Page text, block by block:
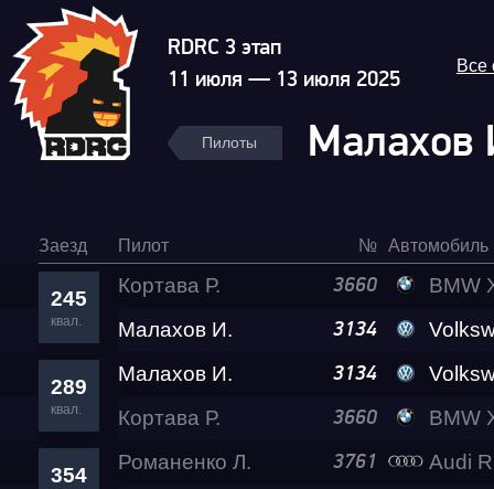
RDRC 3 этап
11 июля — 13 июля 2025
Все
Пилоты
Заезд Пилот № Автомобиль
245
квал.
Кортава Р. 3660
BMW X5 M
Малахов И.
3134 Volkswagen
289
квал.
Малахов И. 3134
Volkswagen
Кортава Р.
3660 BMW X5 M
354
Романенко Л. 3761
Audi